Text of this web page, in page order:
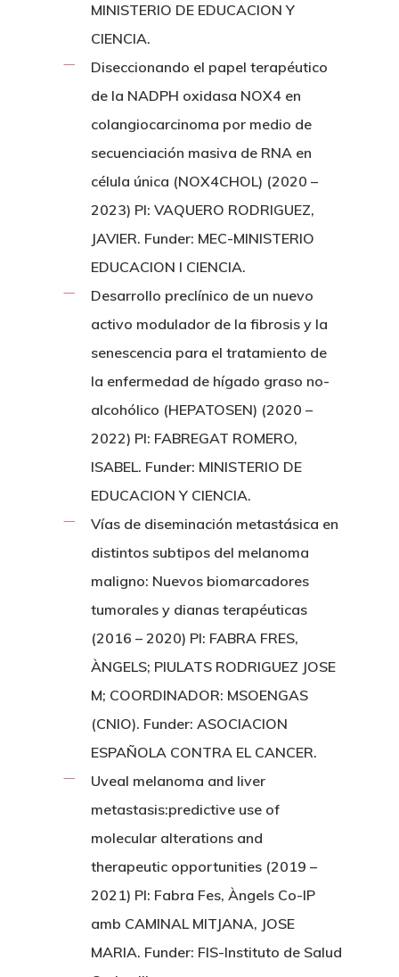
MINISTERIO DE EDUCACION Y
CIENCIA.
Diseccionando el papel terapéutico
de la NADPH oxidasa NOX4 en
colangiocarcinoma por medio de
secuenciación masiva de RNA en
célula única (NOX4CHOL) (2020 –
2023) PI: VAQUERO RODRIGUEZ,
JAVIER. Funder: MEC-MINISTERIO
EDUCACION I CIENCIA.
Desarrollo preclínico de un nuevo
activo modulador de la fibrosis y la
senescencia para el tratamiento de
la enfermedad de hígado graso no-
alcohólico (HEPATOSEN) (2020 –
2022) PI: FABREGAT ROMERO,
ISABEL. Funder: MINISTERIO DE
EDUCACION Y CIENCIA.
Vías de diseminación metastásica en
distintos subtipos del melanoma
maligno: Nuevos biomarcadores
tumorales y dianas terapéuticas
(2016 – 2020) PI: FABRA FRES,
ÀNGELS; PIULATS RODRIGUEZ JOSE
M; COORDINADOR: MSOENGAS
(CNIO). Funder: ASOCIACION
ESPAÑOLA CONTRA EL CANCER.
Uveal melanoma and liver
metastasis:predictive use of
molecular alterations and
therapeutic opportunities (2019 –
2021) PI: Fabra Fes, Àngels Co-IP
amb CAMINAL MITJANA, JOSE
MARIA. Funder: FIS-Instituto de Salud